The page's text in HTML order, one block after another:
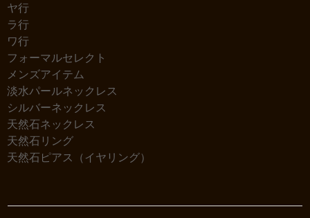
ヤ行
ラ行
ワ行
フォーマルセレクト
メンズアイテム
淡水パールネックレス
シルバーネックレス
天然石ネックレス
天然石リング
天然石ピアス（イヤリング）